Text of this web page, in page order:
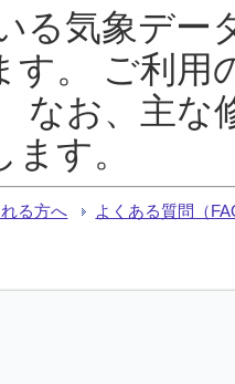
る気象デー
す。 ご利用
なお、主な
す。
る方へ よくある質問（